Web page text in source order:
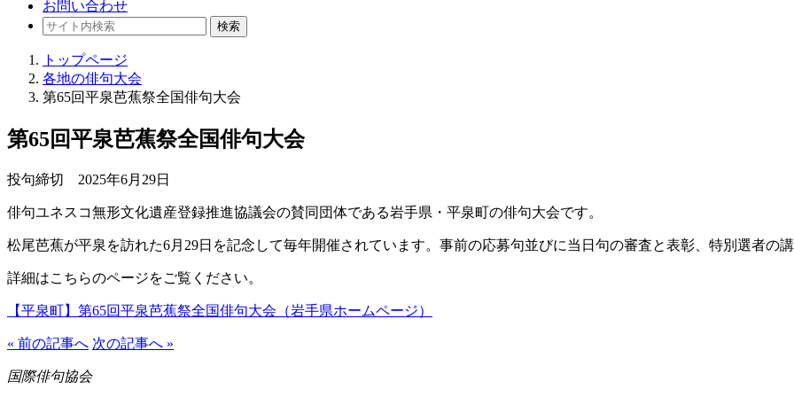
お問い合わせ
検索
トップページ
各地の俳句大会
第65回平泉芭蕉祭全国俳句大会
第65回平泉芭蕉祭全国俳句大会
投句締切 2025年6月29日
俳句ユネスコ無形文化遺産登録推進協議会の賛同団体である岩手県・平泉町の俳句大会です。
松尾芭蕉が平泉を訪れた6月29日を記念して毎年開催されています。事前の応募句並びに当日句の審査と表彰、特別選者の講
詳細はこちらのページをご覧ください。
【平泉町】第65回平泉芭蕉祭全国俳句大会（岩手県ホームページ）
« 前の記事へ 次の記事へ »
国際俳句協会